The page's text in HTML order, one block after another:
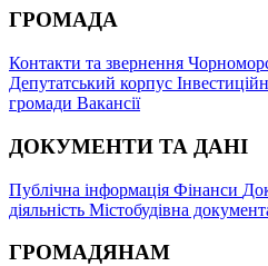
ГРОМАДА
Контакти та звернення
Депутатський корпус
громади Вакансії
ДОКУМЕНТИ ТА ДАНІ
Публічна інформація Фінанси
діяльність Містобудівна
ГРОМАДЯНАМ